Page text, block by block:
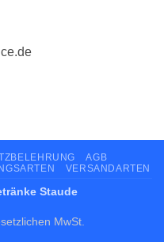
AGB
VERSANDARTEN
Staude
MwSt.